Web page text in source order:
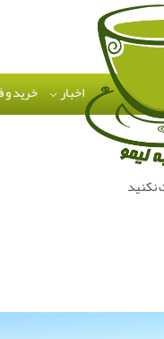
خرید اخبار